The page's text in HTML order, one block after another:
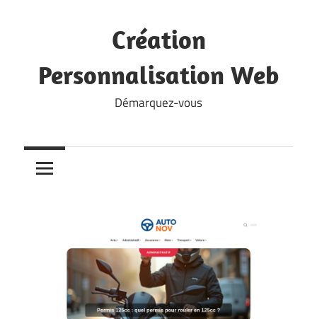
Création
Personnalisation Web
Démarquez-vous